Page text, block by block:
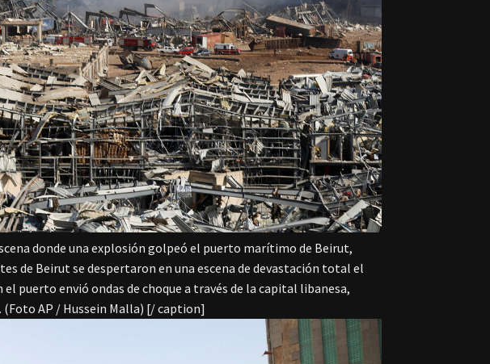
donde una explosión golpeó el puerto marítimo de Beirut,
de Beirut se despertaron en una escena de devastación total el
puerto envió ondas de choque a través de la capital libanesa,
(Foto AP / Hussein Malla) [/ caption]